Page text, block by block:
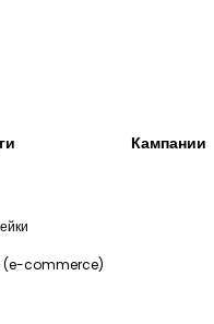
(e-commerce)
Кампании